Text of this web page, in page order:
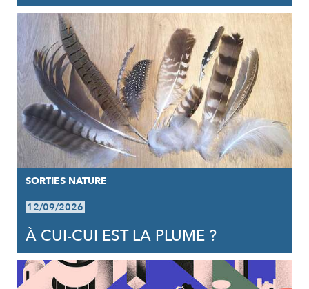
SORTIES NATURE
12/09/2026
À CUI-CUI EST LA PLUME ?